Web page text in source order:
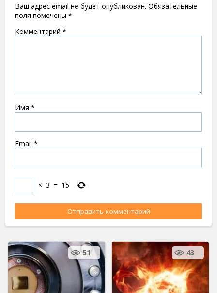
Ваш адрес email не будет опубликован. Обязательные
поля помечены *
Комментарий *
Имя *
Email *
× 3 = 15
51 43